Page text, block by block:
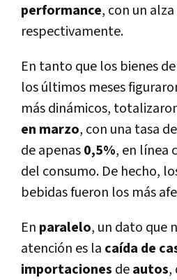
performance, con un
respectivamente.
En tanto que los bienes
los últimos meses
más dinámicos,
en marzo, con una tasa
de apenas0,5%, en lí­nea
del consumo. De hecho,
bebidas fueron los más
En paralelo, un dato que
atención es la caí­da de
importaciones deautos,